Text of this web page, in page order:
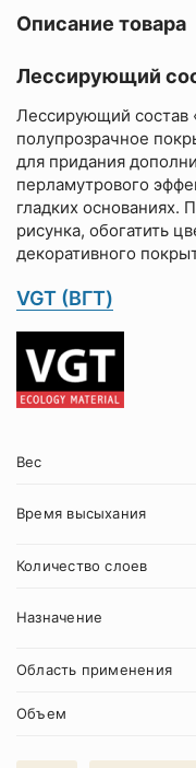
Описание товара
Лессирующий
Лессирующий состав
полупрозрачное
для придания
перламутрового
гладких основаниях.
рисунка, обогатить
декоративного
VGT (ВГТ)
Вес
Время высыхания
Количество слоев
Назначение
Область применения
Объем